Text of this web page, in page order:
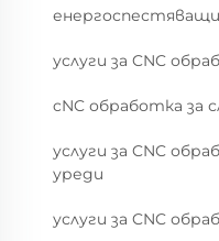
енергоспестяващи
услуги за CNC
cNC обработка за
услуги за CNC
уреди
услуги за CNC